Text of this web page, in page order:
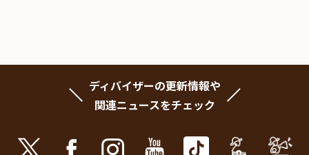
ディバイザーの更新情報や
関連ニュースをチェック